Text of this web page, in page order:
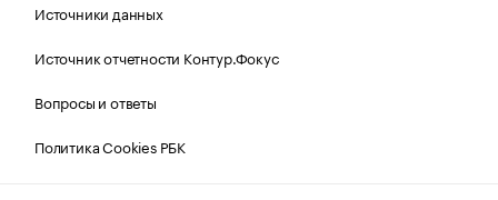
Источники данных
Источник отчетности Контур.Фокус
Вопросы и ответы
Политика Cookies РБК